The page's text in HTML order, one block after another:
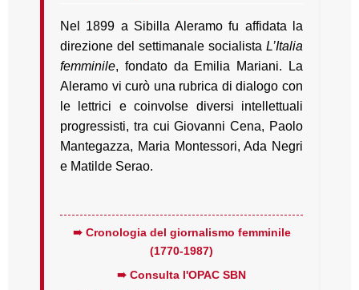
Nel 1899 a Sibilla Aleramo fu affidata la
direzione del settimanale socialista L’Italia
femminile, fondato da Emilia Mariani. La
Aleramo vi curò una rubrica di dialogo con
le lettrici e coinvolse diversi intellettuali
progressisti, tra cui Giovanni Cena, Paolo
Mantegazza, Maria Montessori, Ada Negri
e Matilde Serao.
➠ Cronologia del giornalismo femminile
(1770-1987)
➠ Consulta l'OPAC SBN